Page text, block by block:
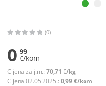
(0)
0 99
€/kom
Cijena za j.m.: 70,71 €/kg
Cijena 02.05.2025.: 0,99 €/kom